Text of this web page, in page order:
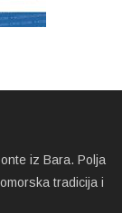
iz Bara. Polja
tradicija i